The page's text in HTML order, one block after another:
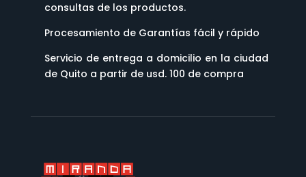
consultas de los productos.
Procesamiento de Garantías fácil y rápido
Servicio de entrega a domicilio en la ciudad
de Quito a partir de usd. 100 de compra